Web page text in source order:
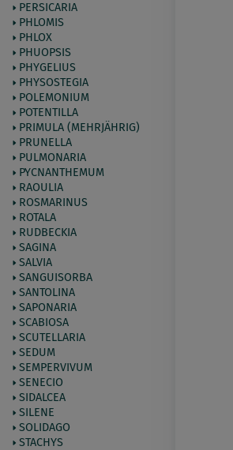
PERSICARIA
PHLOMIS
PHLOX
PHUOPSIS
PHYGELIUS
PHYSOSTEGIA
POLEMONIUM
POTENTILLA
PRIMULA (MEHRJÄHRIG)
PRUNELLA
PULMONARIA
PYCNANTHEMUM
RAOULIA
ROSMARINUS
ROTALA
RUDBECKIA
SAGINA
SALVIA
SANGUISORBA
SANTOLINA
SAPONARIA
SCABIOSA
SCUTELLARIA
SEDUM
SEMPERVIVUM
SENECIO
SIDALCEA
SILENE
SOLIDAGO
STACHYS